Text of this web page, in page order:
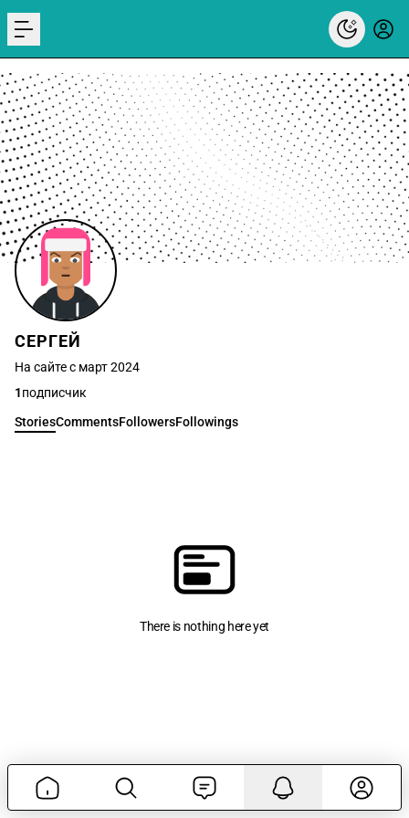
menu
СЕРГЕЙ
На сайте с март 2024
1подписчик
StoriesCommentsFollowersFollowings
There is nothing here yet